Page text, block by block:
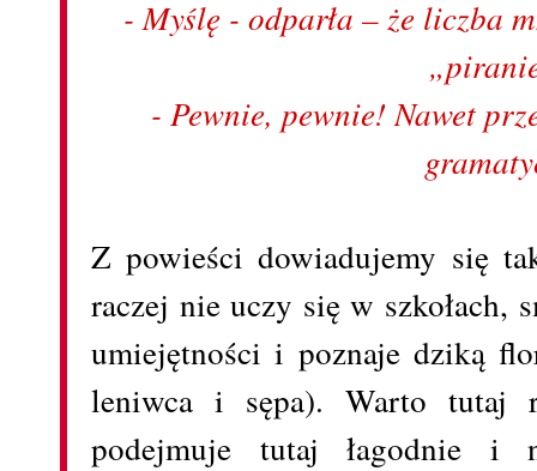
- Myślę - odparła – że liczba
- Pewnie, pewnie! Nawet
Z powieści dowiadujemy się
raczej nie uczy się w szkołach,
umiejętności i poznaje dziką
leniwca i sępa). Warto tutaj
podejmuje tutaj łagodnie i